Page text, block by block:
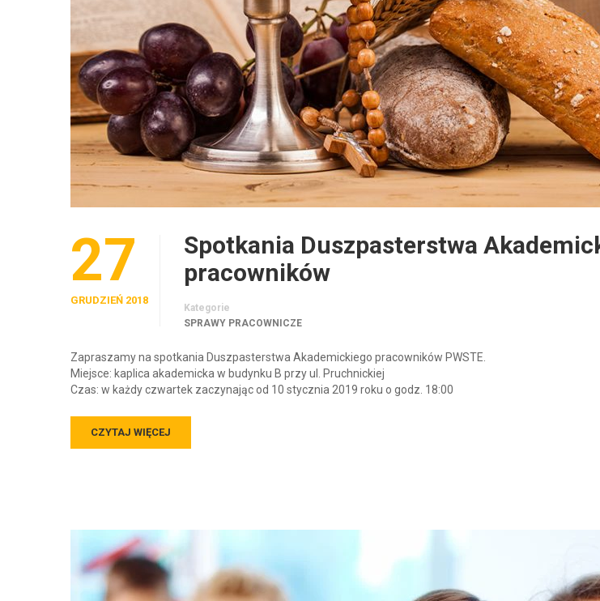
27
GRUDZIEŃ 2018
Spotkania Duszpasterstwa
pracowników
Kategorie
SPRAWY PRACOWNICZE
Zapraszamy na spotkania Duszpasterstwa Akademickiego pracowników PWSTE.
Miejsce: kaplica akademicka w budynku B przy ul. Pruchnickiej
Czas: w każdy czwartek zaczynając od 10 stycznia 2019 roku o godz. 18:00
CZYTAJ WIĘCEJ